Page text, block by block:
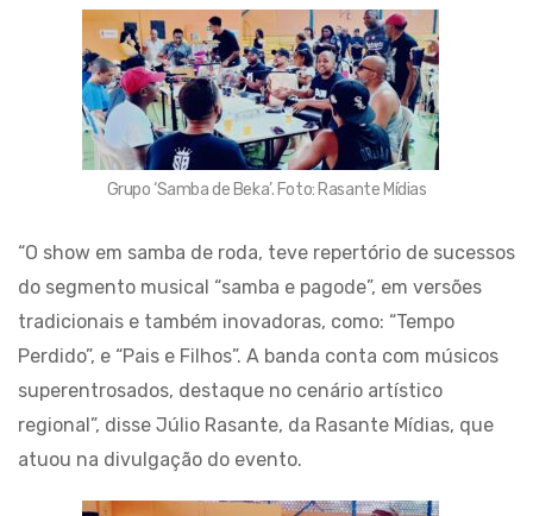
Grupo ‘Samba de Beka’. Foto: Rasante Mídias
“O show em samba de roda, teve repertório de sucessos
do segmento musical “samba e pagode”, em versões
tradicionais e também inovadoras, como: “Tempo
Perdido”, e “Pais e Filhos”. A banda conta com músicos
superentrosados, destaque no cenário artístico
regional”, disse Júlio Rasante, da Rasante Mídias, que
atuou na divulgação do evento.